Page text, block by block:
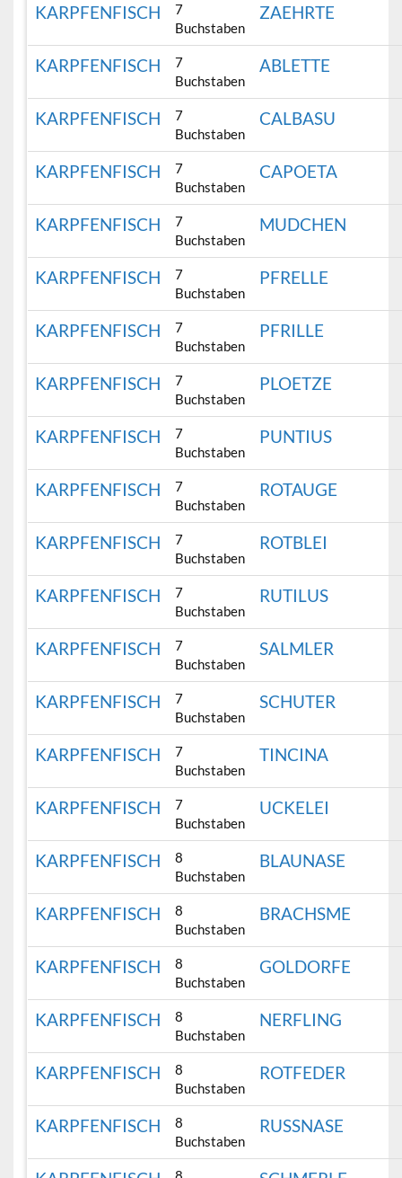
KARPFENFISCH
7
Buchstaben
ZAEHRTE
KARPFENFISCH
7
Buchstaben
ABLETTE
KARPFENFISCH
7
Buchstaben
CALBASU
KARPFENFISCH
7
Buchstaben
CAPOETA
KARPFENFISCH
7
Buchstaben
MUDCHEN
KARPFENFISCH
7
Buchstaben
PFRELLE
KARPFENFISCH
7
Buchstaben
PFRILLE
KARPFENFISCH
7
Buchstaben
PLOETZE
KARPFENFISCH
7
Buchstaben
PUNTIUS
KARPFENFISCH
7
Buchstaben
ROTAUGE
KARPFENFISCH
7
Buchstaben
ROTBLEI
KARPFENFISCH
7
Buchstaben
RUTILUS
KARPFENFISCH
7
Buchstaben
SALMLER
KARPFENFISCH
7
Buchstaben
SCHUTER
KARPFENFISCH
7
Buchstaben
TINCINA
KARPFENFISCH
7
Buchstaben
UCKELEI
KARPFENFISCH
8
Buchstaben
BLAUNASE
KARPFENFISCH
8
Buchstaben
BRACHSME
KARPFENFISCH
8
Buchstaben
GOLDORFE
KARPFENFISCH
8
Buchstaben
NERFLING
KARPFENFISCH
8
Buchstaben
ROTFEDER
KARPFENFISCH
8
Buchstaben
RUSSNASE